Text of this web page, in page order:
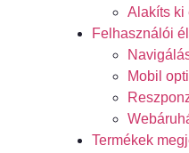
Alakíts ki
Felhasználói
Mobil
Termékek